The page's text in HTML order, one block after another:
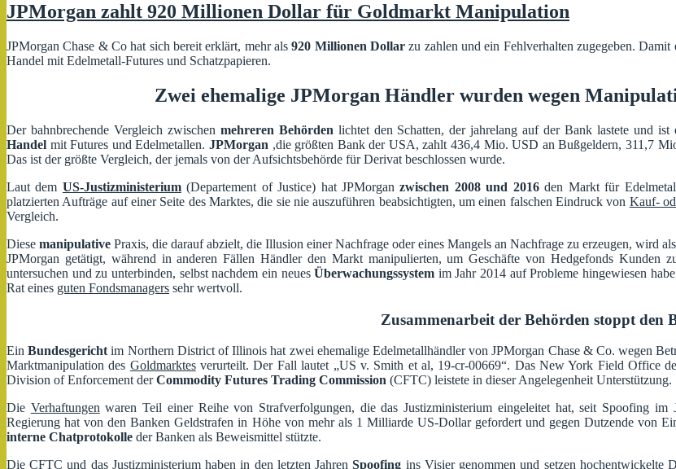
JPMorgan zahlt 920 Millionen Dollar für Goldmarkt Manipulation
JPMorgan Chase & Co hat sich bereit erklärt, mehr als920 Millionen Dollar zu zahlen und ein Fehlverhalten zugegeben.
Handel mit Edelmetall-Futures und Schatzpapieren.
Zwei ehemalige JPMorgan Händler wurden wegen
Der bahnbrechende Vergleich zwischen mehreren Behörden lichtet den Schatten, der jahrelang auf der Bank lastete und
Handel mit Futures und Edelmetallen. JPMorgan ,die größten Bank der USA, zahlt 436,4 Mio. USD an Bußgeldern, 311,7
Das ist der größte Vergleich, der jemals von der Aufsichtsbehörde für Derivat beschlossen wurde.
Laut dem US-Justizministerium(Departement of Justice) hat JPMorganzwischen 2008 und 2016den Markt für
platzierten Aufträge auf einer Seite des Marktes, die sie nie auszuführen beabsichtigten, um einen falschen Eindruck von Kauf-
Vergleich.
Diese manipulative Praxis, die darauf abzielt, die Illusion einer Nachfrage oder eines Mangels an Nachfrage zu erzeugen, wird
JPMorgan getätigt, während in anderen Fällen Händler den Markt manipulierten, um Geschäfte von Hedgefonds Kunden
untersuchen und zu unterbinden, selbst nachdem ein neuesÜberwachungssystem im Jahr 2014 auf Probleme hingewiesen
Rat eines guten Fondsmanagers sehr wertvoll.
Zusammenarbeit der Behörden stoppt den
EinBundesgericht im Northern District of Illinois hat zwei ehemalige Edelmetallhändler von JPMorgan Chase & Co. wegen
Marktmanipulation des Goldmarktesverurteilt. Der Fall lautet „US v. Smith et al, 19-cr-00669“. Das New York Field Office
Division of Enforcement derCommodity Futures Trading Commission (CFTC) leistete in dieser Angelegenheit Unterstützung.
Die Verhaftungen waren Teil einer Reihe von Strafverfolgungen, die das Justizministerium eingeleitet hat, seit Spoofing
Regierung hat von den Banken Geldstrafen in Höhe von mehr als 1 Milliarde US-Dollar gefordert und gegen Dutzende von
interne Chatprotokolle der Banken als Beweismittel stützte.
Die CFTC und das Justizministerium haben in den letzten JahrenSpoofing ins Visier genommen und setzen hochentwickelte